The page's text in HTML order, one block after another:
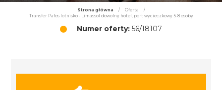
Strona główna / Oferta
/
Transfer Pafos lotnisko - Limassol dowolny hotel, port wycieczkowy 5-8 osoby
Numer oferty: 56/18107